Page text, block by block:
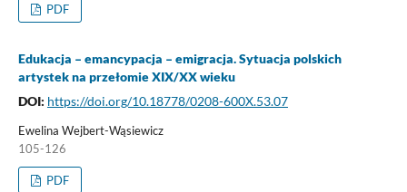
PDF
Edukacja – emancypacja – emigracja. Sytuacja polskich
artystek na przełomie XIX/XX wieku
DOI: https://doi.org/10.18778/0208-600X.53.07
Ewelina Wejbert-Wąsiewicz
105-126
PDF